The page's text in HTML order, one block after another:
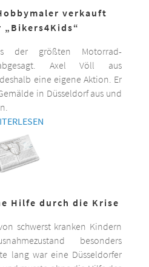
verkauft
der größten Motorrad-
Axel Völl aus
eine eigene Aktion. Er
in Düsseldorf aus und
Hilfe durch die Krise
schwerst kranken Kindern
besonders
lang war eine Düsseldorfer